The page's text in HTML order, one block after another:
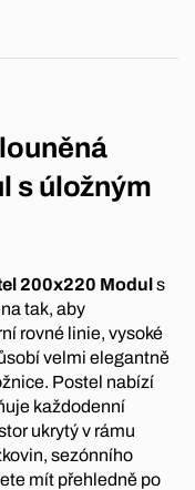
s úložným
200x220 Modul s
tak, aby
rovné linie, vysoké
velmi elegantně
Postel nabízí
každodenní
ukrytý v rámu
sezónního
mít přehledně po